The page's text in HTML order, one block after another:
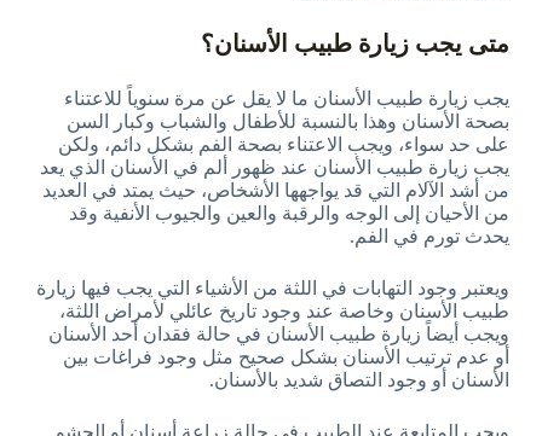
متى يجب زيارة طبيب الأسنان؟
يجب زيارة طبيب الأسنان ما لا يقل عن مرة سنوياً للاعتناء
بصحة الأسنان وهذا بالنسبة للأطفال والشباب وكبار السن
على حد سواء، ويجب الاعتناء بصحة الفم بشكل دائم، ولكن
يجب زيارة طبيب الأسنان عند ظهور ألم في الأسنان الذي يعد
من أشد الآلام التي قد يواجهها الأشخاص، حيث يمتد في العديد
من الأحيان إلى الوجه والرقبة والعين والجيوب الأنفية وقد
يحدث تورم في الفم.
ويعتبر وجود التهابات في اللثة من الأشياء التي يجب فيها زيارة
طبيب الأسنان وخاصة عند وجود تاريخ عائلي لأمراض اللثة،
ويجب أيضاً زيارة طبيب الأسنان في حالة فقدان أحد الأسنان
أو عدم ترتيب الأسنان بشكل صحيح مثل وجود فراغات بين
الأسنان أو وجود التصاق شديد بالأسنان.
ويجب المتابعة عند الطبيب في حالة زراعة أسنان أو الحشو